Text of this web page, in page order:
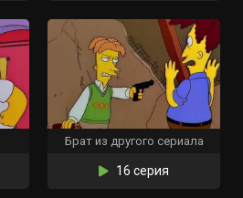
Брат из другого сериала
16 серия